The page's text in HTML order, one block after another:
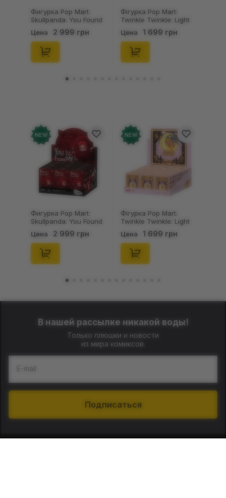
Фигурка Pop Mart:
Skullpanda: You Found
Me!: Plush Doll Pendant
Series (Blind Box: 1 з
10) (Secret Edition),
(29347)
Цена 2 999 грн
Фігурка Pop Mart:
Twinkle Twinkle: Light
Up: Scene Sets Series
(Blind Box: 1 з 10)
(Secret Edition),
(21372)
Цена 1 699 грн
NEW
Фигурка Pop Mart:
Skullpanda: You Found
Me!: Plush Doll Pendant
Series (Blind Box: 1 з
10) (Secret Edition),
(29347)
Цена 2 999 грн
NEW
Фігурка Pop Mart:
Twinkle Twinkle: Light
Up: Scene Sets Series
(Blind Box: 1 з 10)
(Secret Edition),
(21372)
Цена 1 699 грн
В нашей рассылке никакой воды!
Только плюшки и новости
из мира комиксов.
E-mail
Подписаться